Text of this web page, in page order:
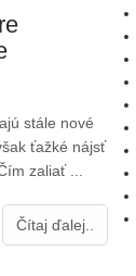
stále nové
ťažké nájsť
zaliať ...
Čítaj ďalej..